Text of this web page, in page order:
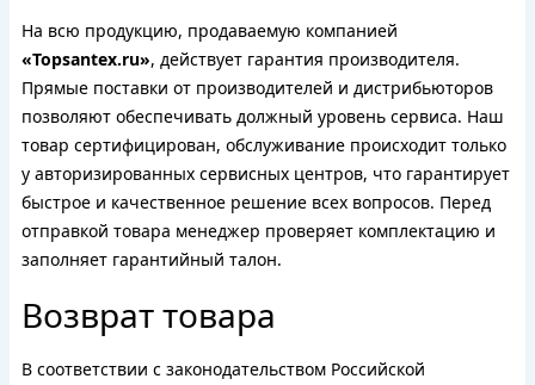
На всю продукцию, продаваемую компанией
«Topsantex.ru», действует гарантия производителя.
Прямые поставки от производителей и дистрибьюторов
позволяют обеспечивать должный уровень сервиса. Наш
товар сертифицирован, обслуживание происходит только
у авторизированных сервисных центров, что гарантирует
быстрое и качественное решение всех вопросов. Перед
отправкой товара менеджер проверяет комплектацию и
заполняет гарантийный талон.
Возврат товара
В соответствии с законодательством Российской